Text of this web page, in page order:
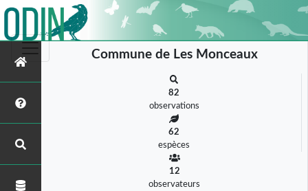
Commune de Les Monceaux
82
observations
62
espèces
12
observateurs